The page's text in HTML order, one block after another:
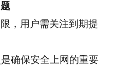
，用户需关注到期提
确保安全上网的重要